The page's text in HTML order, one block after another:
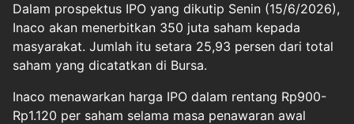
Dalam prospektus IPO yang dikutip Senin (15/6/2026),
Inaco akan menerbitkan 350 juta saham kepada
masyarakat. Jumlah itu setara 25,93 persen dari total
saham yang dicatatkan di Bursa.
Inaco menawarkan harga IPO dalam rentang Rp900-
Rp1.120 per saham selama masa penawaran awal